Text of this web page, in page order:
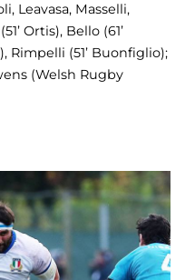
Leavasa, Masselli,
Ortis), Bello (61’
Rimpelli (51’ Buonfiglio);
(Welsh Rugby